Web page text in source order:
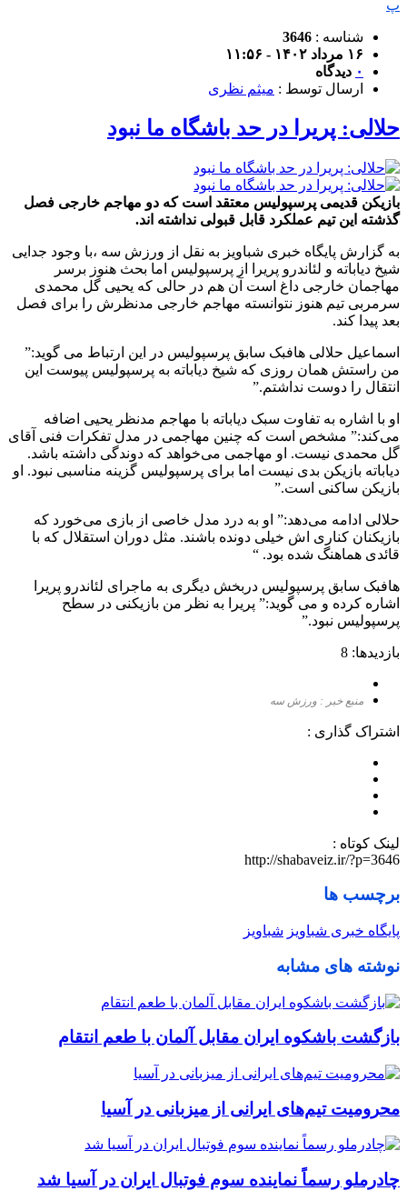
پ
شناسه : 3646
۱۶ مرداد ۱۴۰۲ - ۱۱:۵۶
۰ دیدگاه
ارسال توسط : میثم نظری
حلالی: پریرا در حد باشگاه ما نبود
بازیکن قدیمی پرسپولیس معتقد است که دو مهاجم خارجی فصل
گذشته این تیم عملکرد قابل قبولی نداشته اند.
به گزارش پایگاه خبری شباویز به نقل از ورزش سه ،با وجود جدایی
شیخ دیاباته و لئاندرو پریرا از پرسپولیس اما بحث هنوز برسر
مهاجمان خارجی داغ است آن هم در حالی که یحیی گل محمدی
سرمربی تیم هنوز نتوانسته مهاجم خارجی مدنظرش را برای فصل
بعد پیدا کند.
اسماعیل حلالی هافبک سابق پرسپولیس در این ارتباط می گوید:”
من راستش همان روزی که شیخ دیاباته به پرسپولیس پیوست این
انتقال را دوست نداشتم.”
او با اشاره به تفاوت سبک دیاباته با مهاجم مدنظر یحیی اضافه
می‌کند:” مشخص است که چنین مهاجمی در مدل تفکرات فنی آقای
گل محمدی نیست. او مهاجمی می‌خواهد که دوندگی داشته باشد.
دیاباته بازیکن بدی نیست اما برای پرسپولیس گزینه مناسبی نبود. او
بازیکن ساکنی است.”
حلالی ادامه می‌دهد:” او به درد مدل خاصی از بازی می‎‌خورد که
بازیکنان کناری اش خیلی دونده باشند. مثل دوران استقلال که با
قائدی هماهنگ شده بود. “
هافبک سابق پرسپولیس دربخش دیگری به ماجرای لئاندرو پریرا
اشاره کرده و می گوید:” پریرا به نظر من بازیکنی در سطح
پرسپولیس نبود.”
بازدیدها: 8
منبع خبر : ورزش سه
اشتراک گذاری :
لینک کوتاه :
http://shabaveiz.ir/?p=3646
برچسب ها
پایگاه خبری شباویز شباویز
نوشته های مشابه
بازگشت باشکوه ایران مقابل آلمان با طعم انتقام
محرومیت تیم‌های ایرانی از میزبانی در آسیا
چادرملو رسماً نماینده سوم فوتبال ایران در آسیا شد